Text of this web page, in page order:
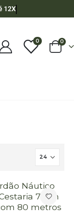
12X
0 0